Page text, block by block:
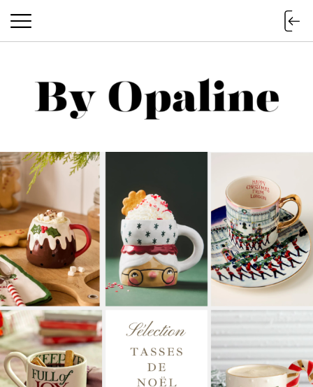
BY OPALINE